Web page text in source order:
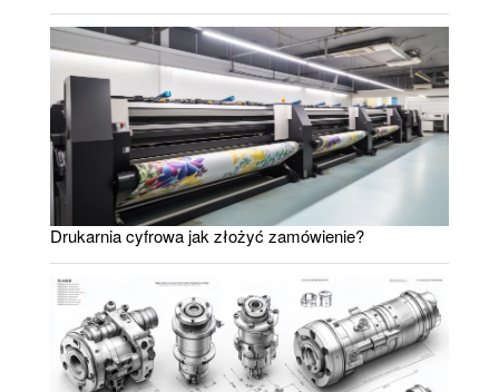
Drukarnia cyfrowa jak złożyć zamówienie?